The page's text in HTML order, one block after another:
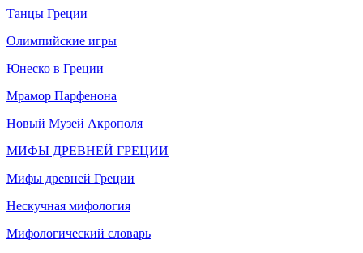
Танцы Греции
Олимпийские игры
Юнеско в Греции
Мрамор Парфенона
Новый Музей Акрополя
МИФЫ ДРЕВНЕЙ ГРЕЦИИ
Мифы древней Греции
Нескучная мифология
Мифологический словарь